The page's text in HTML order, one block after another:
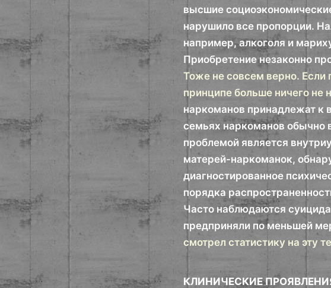
высшие
нарушило все пропорции.
например, алкоголя и
Приобретение незаконно
Тоже не совсем верно. Если
принципе больше ничего
наркоманов принадлежат к
семьях наркоманов обычно
проблемой является
матерей-наркоманок,
диагностированное
порядка
Часто наблюдаются
предприняли по меньшей
смотрел статистику на эту
КЛИНИЧЕСКИЕ